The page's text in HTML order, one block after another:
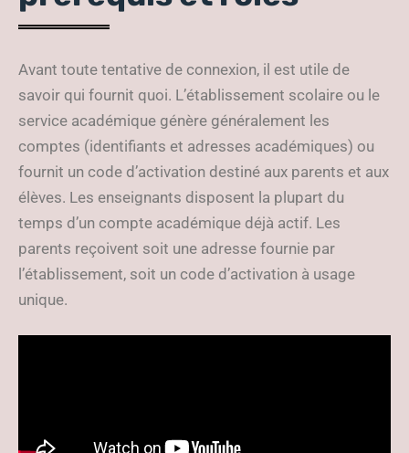
Avant toute tentative de connexion, il est utile de
savoir qui fournit quoi. L’établissement scolaire ou le
service académique génère généralement les
comptes (identifiants et adresses académiques) ou
fournit un code d’activation destiné aux parents et aux
élèves. Les enseignants disposent la plupart du
temps d’un compte académique déjà actif. Les
parents reçoivent soit une adresse fournie par
l’établissement, soit un code d’activation à usage
unique.